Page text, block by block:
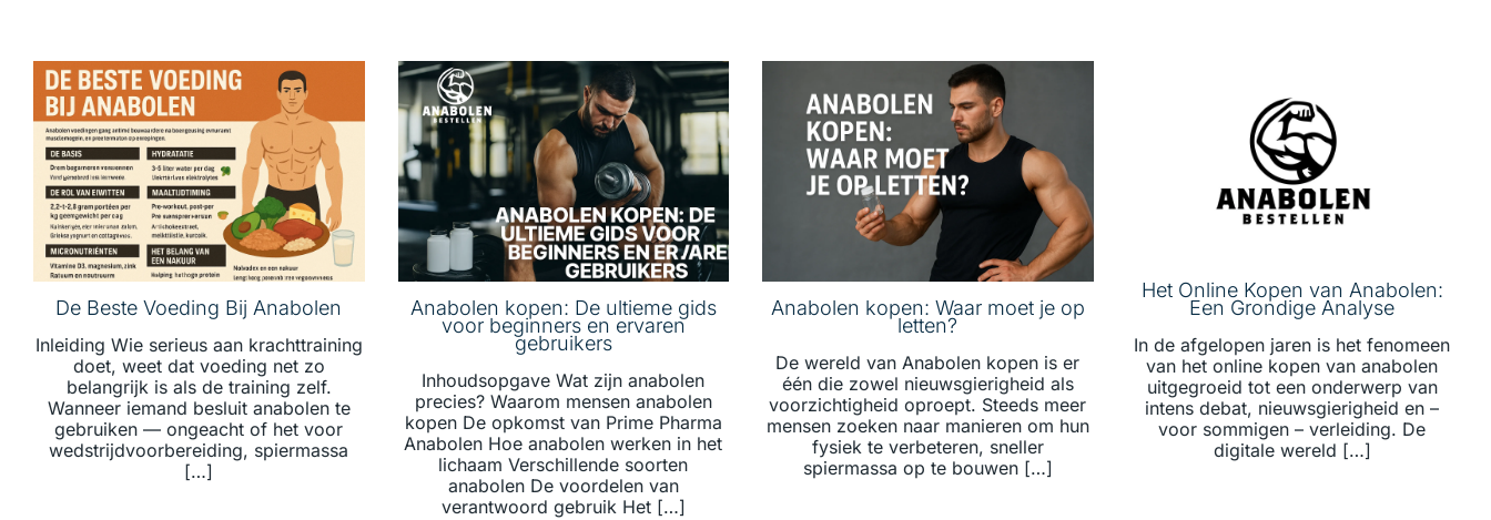
De Beste Voeding Bij Anabolen
Inleiding Wie serieus aan krachttraining
doet, weet dat voeding net zo
belangrijk is als de training zelf.
Wanneer iemand besluit anabolen te
gebruiken — ongeacht of het voor
wedstrijdvoorbereiding, spiermassa
[…]
Anabolen kopen: De ultieme gids
voor beginners en ervaren
gebruikers
Inhoudsopgave Wat zijn anabolen
precies? Waarom mensen anabolen
kopen De opkomst van Prime Pharma
Anabolen Hoe anabolen werken in het
lichaam Verschillende soorten
anabolen De voordelen van
verantwoord gebruik Het […]
Anabolen kopen: Waar moet je op
letten?
De wereld van Anabolen kopen is er
één die zowel nieuwsgierigheid als
voorzichtigheid oproept. Steeds meer
mensen zoeken naar manieren om hun
fysiek te verbeteren, sneller
spiermassa op te bouwen […]
Het Online Kopen van Anabolen:
Een Grondige Analyse
In de afgelopen jaren is het fenomeen
van het online kopen van anabolen
uitgegroeid tot een onderwerp van
intens debat, nieuwsgierigheid en –
voor sommigen – verleiding. De
digitale wereld […]